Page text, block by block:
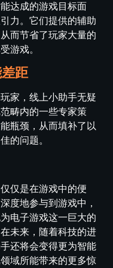
达成的游戏目标面
力。它们提供的辅助
而节省了玩家大量的
游戏。
距
家，线上小助手无疑
畴内的一些专家策
瓶颈，从而填补了以
的问题。
仅是在游戏中的便
度地参与到游戏中，
电子游戏这一巨大的
未来，随着科技的进
还将会变得更为智能
域所能带来的更多惊